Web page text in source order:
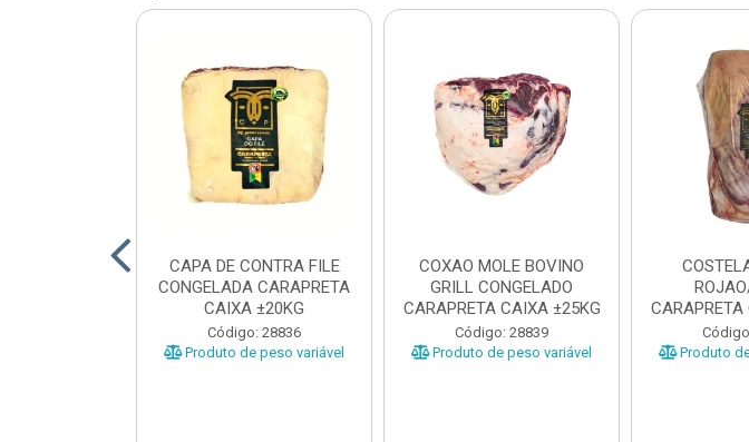
CAPA DE CONTRA FILE
CONGELADA CARAPRETA
CAIXA ±20KG
Código: 28836
Produto de peso variável
COXAO MOLE BOVINO
GRILL CONGELADO
CARAPRETA CAIXA ±25KG
Código: 28839
Produto de peso variável
Produto